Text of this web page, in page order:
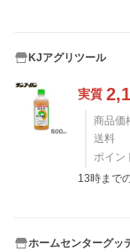
KJアグリツール
実質
商品価
送料
ポイン
13時まで
ホームセンターグッ